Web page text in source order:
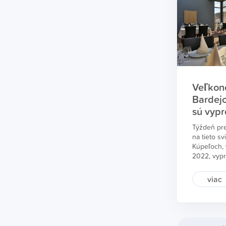
Bardejov
sú
Týždeň
na tieto
Kúpeľoch,
2022,
skvelý
s
viac